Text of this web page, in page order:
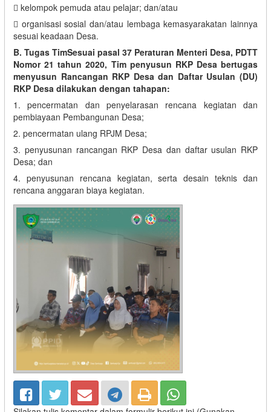
 kelompok pemuda atau pelajar; dan/atau
 organisasi sosial dan/atau lembaga kemasyarakatan lainnya
sesuai keadaan Desa.
B. Tugas TimSesuai pasal 37 Peraturan Menteri Desa, PDTT
Nomor 21 tahun 2020, Tim penyusun RKP Desa bertugas
menyusun Rancangan RKP Desa dan Daftar Usulan (DU)
RKP Desa dilakukan dengan tahapan:
1. pencermatan dan penyelarasan rencana kegiatan dan
pembiayaan Pembangunan Desa;
2. pencermatan ulang RPJM Desa;
3. penyusunan rancangan RKP Desa dan daftar usulan RKP
Desa; dan
4. penyusunan rencana kegiatan, serta desain teknis dan
rencana anggaran biaya kegiatan.